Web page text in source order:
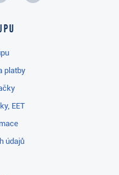
platby
EET
údajů